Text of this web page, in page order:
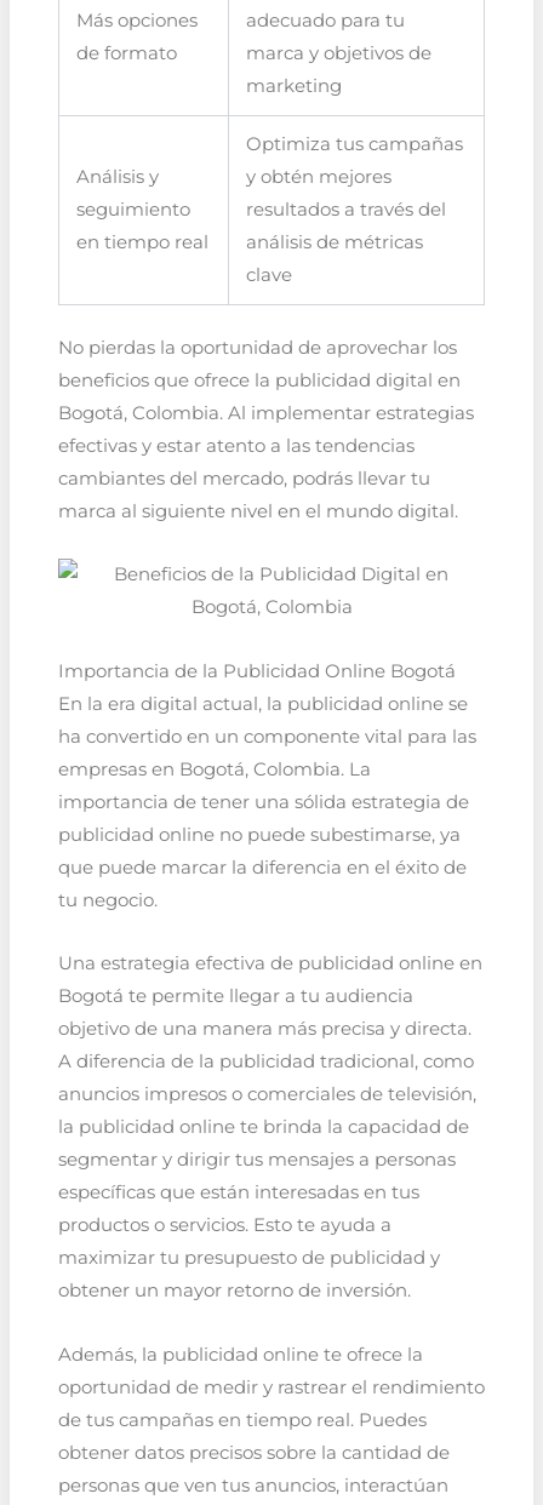
Más opciones
de formato
adecuado para tu
marca y objetivos de
marketing
Análisis y
seguimiento
en tiempo real
Optimiza tus campañas
y obtén mejores
resultados a través del
análisis de métricas
clave
No pierdas la oportunidad de aprovechar los
beneficios que ofrece la publicidad digital en
Bogotá, Colombia. Al implementar estrategias
efectivas y estar atento a las tendencias
cambiantes del mercado, podrás llevar tu
marca al siguiente nivel en el mundo digital.
Importancia de la Publicidad Online Bogotá
En la era digital actual, la publicidad online se
ha convertido en un componente vital para las
empresas en Bogotá, Colombia. La
importancia de tener una sólida estrategia de
publicidad online no puede subestimarse, ya
que puede marcar la diferencia en el éxito de
tu negocio.
Una estrategia efectiva de publicidad online en
Bogotá te permite llegar a tu audiencia
objetivo de una manera más precisa y directa.
A diferencia de la publicidad tradicional, como
anuncios impresos o comerciales de televisión,
la publicidad online te brinda la capacidad de
segmentar y dirigir tus mensajes a personas
específicas que están interesadas en tus
productos o servicios. Esto te ayuda a
maximizar tu presupuesto de publicidad y
obtener un mayor retorno de inversión.
Además, la publicidad online te ofrece la
oportunidad de medir y rastrear el rendimiento
de tus campañas en tiempo real. Puedes
obtener datos precisos sobre la cantidad de
personas que ven tus anuncios, interactúan